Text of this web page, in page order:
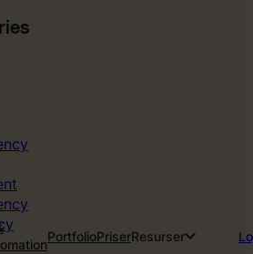
PortfolioPriserResurser